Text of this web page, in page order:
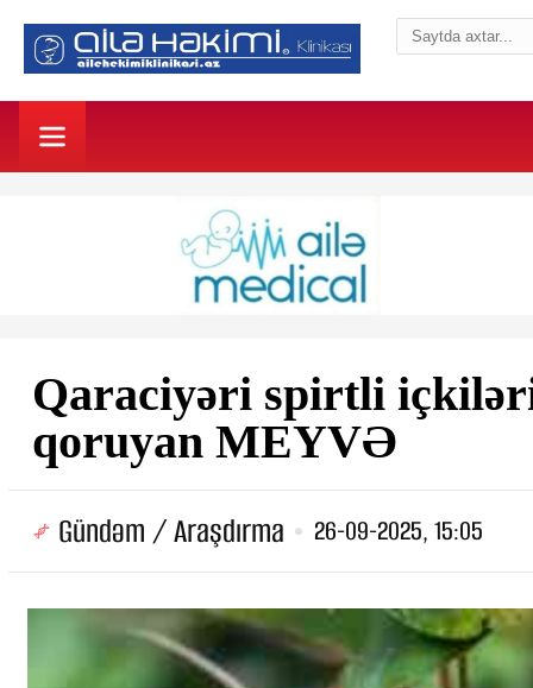
Qaraciyəri spirtli
qoruyan MEYVƏ
Gündəm / Araşdırma 26-09-2025, 15:05